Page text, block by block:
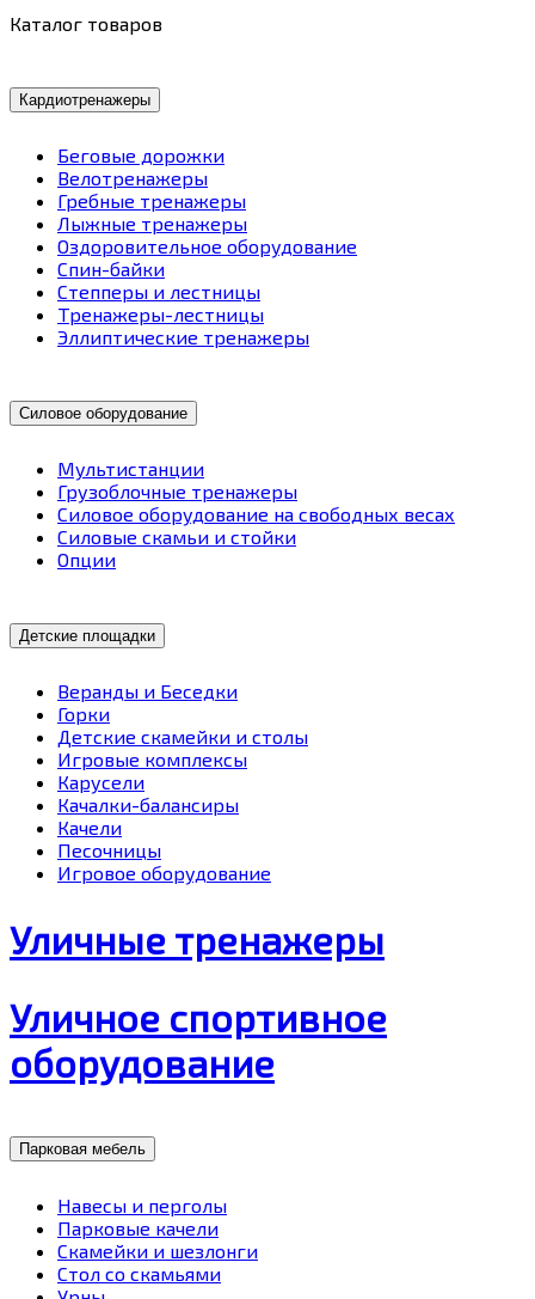
Каталог товаров
Кардиотренажеры
Беговые дорожки
Велотренажеры
Гребные тренажеры
Лыжные тренажеры
Оздоровительное оборудование
Спин-байки
Степперы и лестницы
Тренажеры-лестницы
Эллиптические тренажеры
Силовое оборудование
Мультистанции
Грузоблочные тренажеры
Силовое оборудование на свободных весах
Силовые скамьи и стойки
Опции
Детские площадки
Веранды и Беседки
Горки
Детские скамейки и столы
Игровые комплексы
Карусели
Качалки-балансиры
Качели
Песочницы
Игровое оборудование
Уличные тренажеры
Уличное спортивное
оборудование
Парковая мебель
Навесы и перголы
Парковые качели
Скамейки и шезлонги
Стол со скамьями